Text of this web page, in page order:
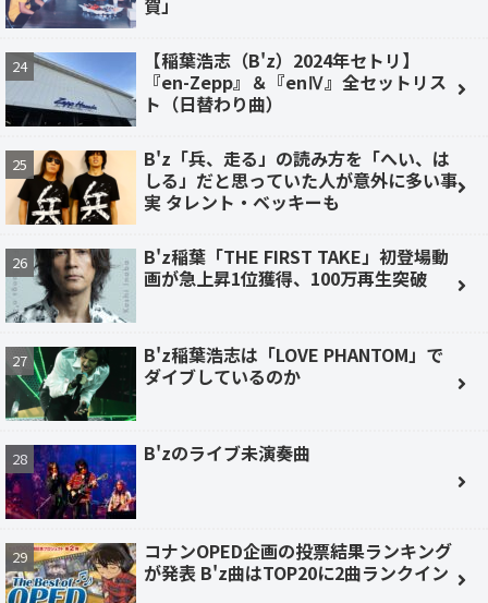
【稲葉浩志（B'z）2024年セトリ】
『en-Zepp』＆『enⅣ』全セットリス
ト（日替わり曲）
B'z「兵、走る」の読み方を「へい、は
しる」だと思っていた人が意外に多い事
実 タレント・ベッキーも
B'z稲葉「THE FIRST TAKE」初登場動
画が急上昇1位獲得、100万再生突破
B'z稲葉浩志は「LOVE PHANTOM」で
ダイブしているのか
B'zのライブ未演奏曲
コナンOPED企画の投票結果ランキング
が発表 B'z曲はTOP20に2曲ランクイン